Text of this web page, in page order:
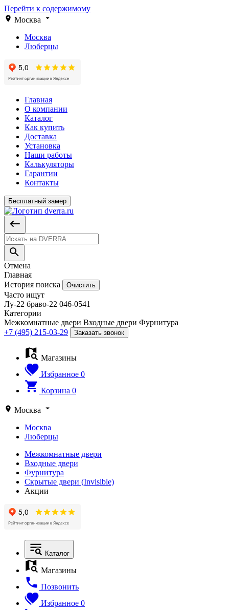
Перейти к содержимому
Москва
Москва
Люберцы
Главная
О компании
Каталог
Как купить
Доставка
Установка
Наши работы
Калькуляторы
Гарантии
Контакты
Бесплатный замер
Отмена
Главная
История поиска
Очистить
Часто ищут
Лу-22 браво-22 046-0541
Категории
Межкомнатные двери Входные двери Фурнитура
+7 (495) 215-03-29
Заказать звонок
Магазины
Избранное 0
Корзина 0
Москва
Москва
Люберцы
Межкомнатные двери
Входные двери
Фурнитура
Скрытые двери (Invisible)
Акции
Каталог
Магазины
Позвонить
Избранное 0